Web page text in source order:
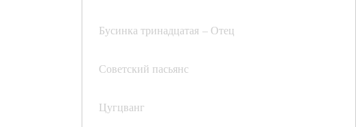
Бусинка тринадцатая – Отец
Советский пасьянс
Цугцванг